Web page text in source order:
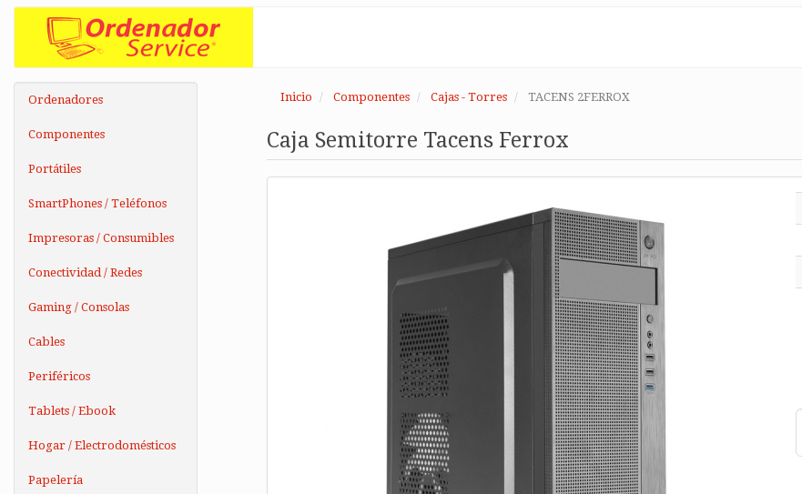
Ordenadores
Componentes
Portátiles
SmartPhones / Teléfonos
Impresoras / Consumibles
Conectividad / Redes
Gaming / Consolas
Cables
Periféricos
Tablets / Ebook
Hogar / Electrodomésticos
Papelería
Inicio Componentes Cajas - Torres TACENS 2FERROX
Caja Semitorre Tacens Ferrox